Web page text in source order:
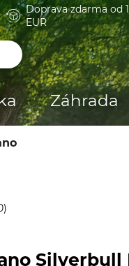
Doprava zdarma od
EUR
Záhrada
Silverbull